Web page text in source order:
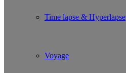
Time lapse & Hyperlapse
Voyage